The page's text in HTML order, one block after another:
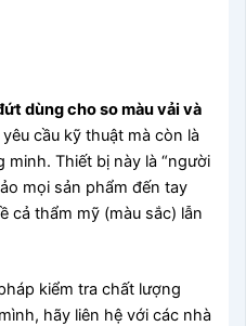
dùng cho so màu vải và
cầu kỹ thuật mà còn là
Thiết bị này là “người
mọi sản phẩm đến tay
cả thẩm mỹ (màu sắc) lẫn
kiểm tra chất lượng
hãy liên hệ với các nhà